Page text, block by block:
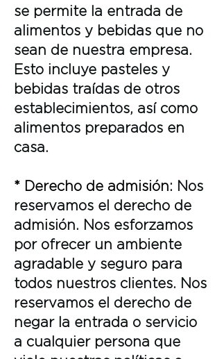
se permite la entrada de
alimentos y bebidas que no
sean de nuestra empresa.
Esto incluye pasteles y
bebidas traídas de otros
establecimientos, así como
alimentos preparados en
casa.
* Derecho de admisión: Nos
reservamos el derecho de
admisión. Nos esforzamos
por ofrecer un ambiente
agradable y seguro para
todos nuestros clientes. Nos
reservamos el derecho de
negar la entrada o servicio
a cualquier persona que